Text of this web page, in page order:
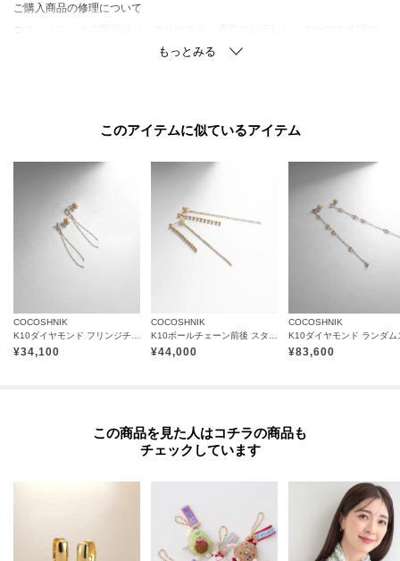
ご購入商品の修理について
ココシュニックの商品はジュエリーの為、通常のお直しセンターでの修理の
TEL：03-5413-5140
【プレオーダー商品をご注文時の注意点】
発送日の前後については予めご了承ください。
◆商品画像・商品情報について
◆注文取り消し・返品が可能です。商品着荷後の返品も可能です。（ただし
返品送料はお客様負担になります。）
◆お届け時期の違う予約商品を、複数点カートに入れた場合、カートグルー
各お届け時期毎に、商品の発送をご希望の場合は1点づつカートに入れてご購
入ください。カートグループについてはこちら
このアイテムに似ているアイテム
COCOSHNIK
K10ダイヤモンド フリンジチェーン スタッドピアス
¥34,100
COCOSHNIK
K10ボールチェーン前後 スタッドピアス
¥44,000
COCOSHNIK
¥83,600
この商品を見た人はコチラの商品も
チェックしています